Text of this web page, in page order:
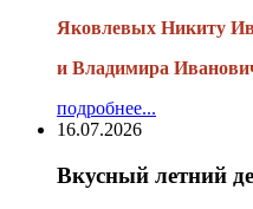
Яковлевых Никиту
и Владимира
подробнее...
16.07.2026
Вкусный летний